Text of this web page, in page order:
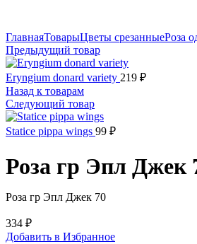
ГлавнаяТоварыЦветы срезанныеРоза
Предыдущий товар
Eryngium donard variety 219 ₽
Назад к товарам
Следующий товар
Statice pippa wings 99 ₽
Роза гр Эпл Джек
Роза гр Эпл Джек 70
334 ₽
Добавить в Избранное